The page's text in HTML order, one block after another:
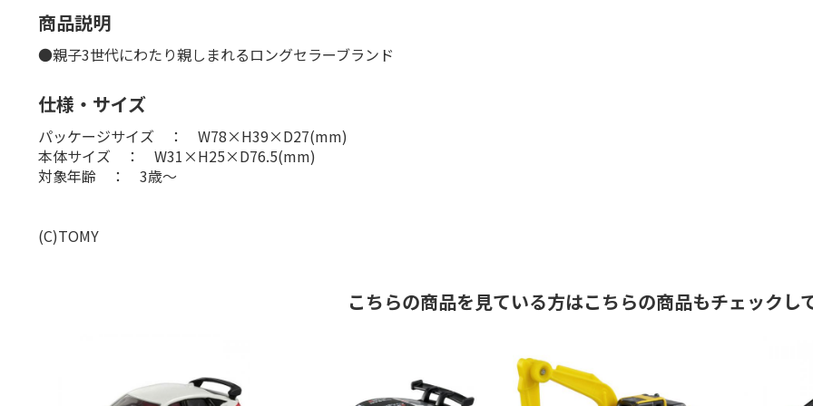
商品説明
●親子3世代にわたり親しまれるロングセラーブランド
仕様・サイズ
パッケージサイズ ： W78×H39×D27(mm)
本体サイズ ： W31×H25×D76.5(mm)
対象年齢 ： 3歳〜
(C)TOMY
こちらの商品を見ている方はこちらの商品もチェックし